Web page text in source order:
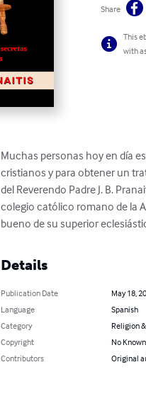
Share
This
with
Muchas personas hoy en día
cristianos y para obtener un
del Reverendo Padre J. B.
colegio católico romano de la
bueno de su superior
Details
Publication Date
May 18,
Language
Spanish
Category
Religion
Copyright
No
Contributors
Original